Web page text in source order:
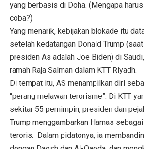
yang berbasis di Doha. (Mengapa harus
coba?)
Yang menarik, kebijakan blokade itu
setelah kedatangan Donald Trump
presiden As adalah Joe Biden) di
ramah Raja Salman dalam KTT Riyadh.
Di tempat itu, AS menampilkan diri
“perang melawan terorisme”. Di KTT
sekitar 55 pemimpin, presiden dan
Trump menggambarkan Hamas
teroris. Dalam pidatonya, ia